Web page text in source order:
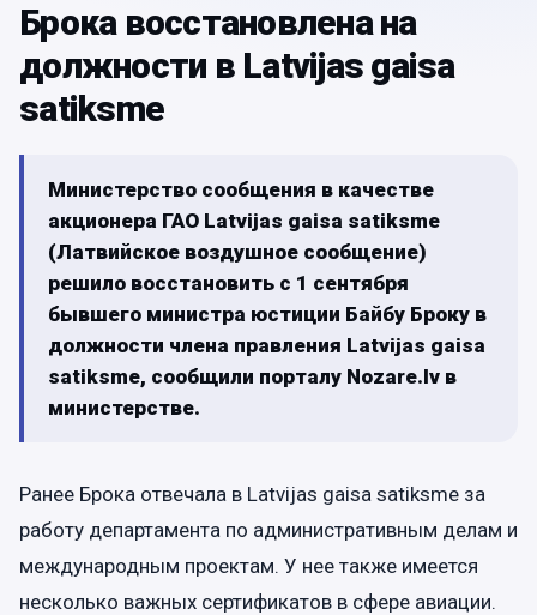
Брока восстановлена на
должности в Latvijas gaisa
satiksme
Министерство сообщения в качестве
акционера ГАО Latvijas gaisa satiksme
(Латвийское воздушное сообщение)
решило восстановить с 1 сентября
бывшего министра юстиции Байбу Броку в
должности члена правления Latvijas gaisa
satiksme, сообщили порталу Nozare.lv в
министерстве.
Ранее Брока отвечала в Latvijas gaisa satiksme за
работу департамента по административным делам и
международным проектам. У нее также имеется
несколько важных сертификатов в сфере авиации.